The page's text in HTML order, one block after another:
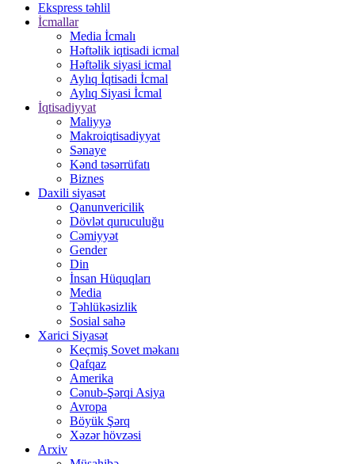
Ekspress təhlil
İcmallar
Media İcmalı
Həftəlik iqtisadi icmal
Həftəlik siyasi icmal
Aylıq İqtisadi İcmal
Aylıq Siyasi İcmal
İqtisadiyyat
Maliyyə
Makroiqtisadiyyat
Sənaye
Kənd təsərrüfatı
Biznes
Daxili siyasət
Qanunvericilik
Dövlət quruculuğu
Cəmiyyət
Gender
Din
İnsan Hüquqları
Media
Təhlükəsizlik
Sosial sahə
Xarici Siyasət
Keçmiş Sovet məkanı
Qafqaz
Amerika
Cənub-Şərqi Asiya
Avropa
Böyük Şərq
Xəzər hövzəsi
Arxiv